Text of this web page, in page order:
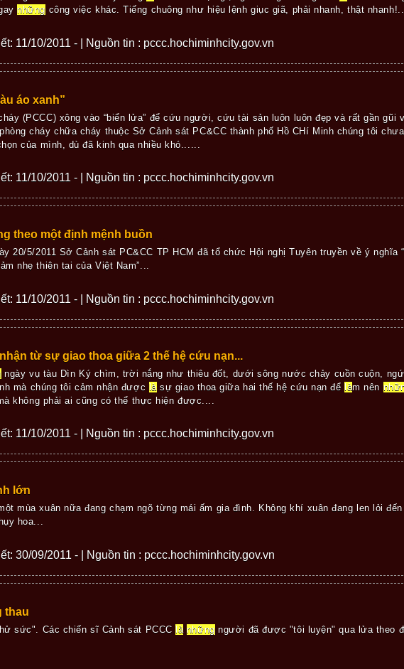
những công việc khác. Tiếng chuông như hiệu lệnh giục giã, phải nhanh, thật
11/10/2011 - | Nguồn tin : pccc.hochiminhcity.gov.vn
áo xanh”
(PCCC) xông vào “biển lửa” để cứu người, cứu tài sản luôn luôn đẹp và rất gần gũi
cháy chữa cháy thuộc Sở Cảnh sát PC&CC thành phố Hồ CHí Minh chúng tôi
của mình, dù đã kinh qua nhiều khó......
11/10/2011 - | Nguồn tin : pccc.hochiminhcity.gov.vn
theo một định mệnh buồn
20/5/2011 Sở Cảnh sát PC&CC TP HCM đã tổ chức Hội nghị Tuyên truyền về ý nghĩa
nhẹ thiên tai của Việt Nam”...
11/10/2011 - | Nguồn tin : pccc.hochiminhcity.gov.vn
từ sự giao thoa giữa 2 thế hệ cứu nạn...
ngày vụ tàu Dìn Ký chìm, trời nắng như thiêu đốt, dưới sông nước chảy cuồn cuộn,
mà chúng tôi cảm nhận được là sự giao thoa giữa hai thế hệ cứu nạn đểlàm nên
không phải ai cũng có thể thực hiện được....
11/10/2011 - | Nguồn tin : pccc.hochiminhcity.gov.vn
lớn
mùa xuân nữa đang chạm ngõ từng mái ấm gia đình. Không khí xuân đang len lỏi
hoa...
30/09/2011 - | Nguồn tin : pccc.hochiminhcity.gov.vn
thau
sức". Các chiến sĩ Cảnh sát PCCClà những người đã được "tôi luyện" qua lửa theo